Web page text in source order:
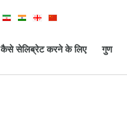
कैसे सेलिब्रेट करने के लिए गुण